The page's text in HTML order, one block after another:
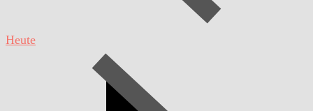
Heute